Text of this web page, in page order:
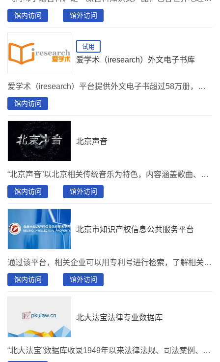
馆内访问 馆外访问
试用
爱学术（iresearch）外文电子书库
爱学术（iresearch）平台提供外文电子书超过58万册，根据出版社不同提供一定比例试读，其中11万册OA图书可访问全文。
馆内访问
北京声音
“北京声音”以北京相关传统音乐为特色，内容涵盖歌曲、戏曲曲艺、宫廷音乐、宗教音乐、环境音等多种声音类型，并配套相关图片、剧情人物介绍等相关文献。为读者提供便捷丰富的北京地域相关的数字资源服务。
馆内访问 馆外访问
北京市知识产权信息公共服务平台
通过该平台，相关企业可以用专利号进行检索，了解相关专利的申请、审查情况以及法律状态等信息。在这里，创新主体可以进行一般的专利检索，查找相关专利的法律状态；在这里，可以及时了解国家以及北京地区关于知识产权方面的综合信息；在这里，可以跟踪集成电路、植物新品种等各类知识产权信息。
馆内访问 馆外访问
北大法宝法律专业数据库
“北大法宝”数据库收录1949年以来法律法规、司法案例、法学期刊、专题参考、律所实务、英文译本、法宝视频、法考系统八大检索系统。收录渠道正式，内容均经过严格编辑和校对，录入后适时进行 整理和修改，以保证数据内容的准确性和时效性。